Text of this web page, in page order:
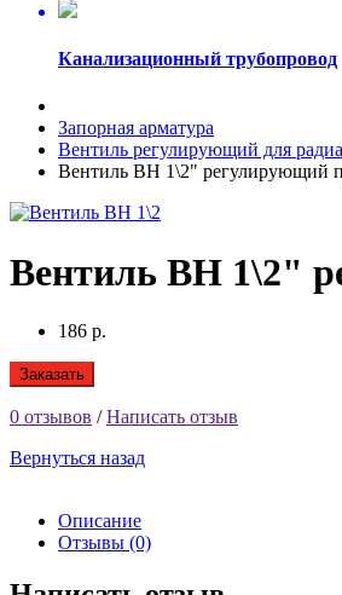
Канализационный трубопровод
Запорная арматура
Вентиль регулирующий для
Вентиль ВН 1\2" регулирующий
Вентиль ВН 1\2"
186 р.
Заказать
0 отзывов /Написать отзыв
Вернуться назад
Описание
Отзывы (0)